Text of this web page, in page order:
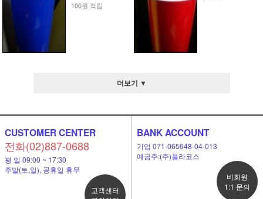
100원 적립
더보기 ▼
CUSTOMER CENTER
전화(02)887-0688
평 일 09:00 ~ 17:30
주말(토,일), 공휴일 휴무
고객센터
BANK ACCOUNT
기업 071-065648-04-013
예금주:(주)플라코스
비회원
1:1 문의